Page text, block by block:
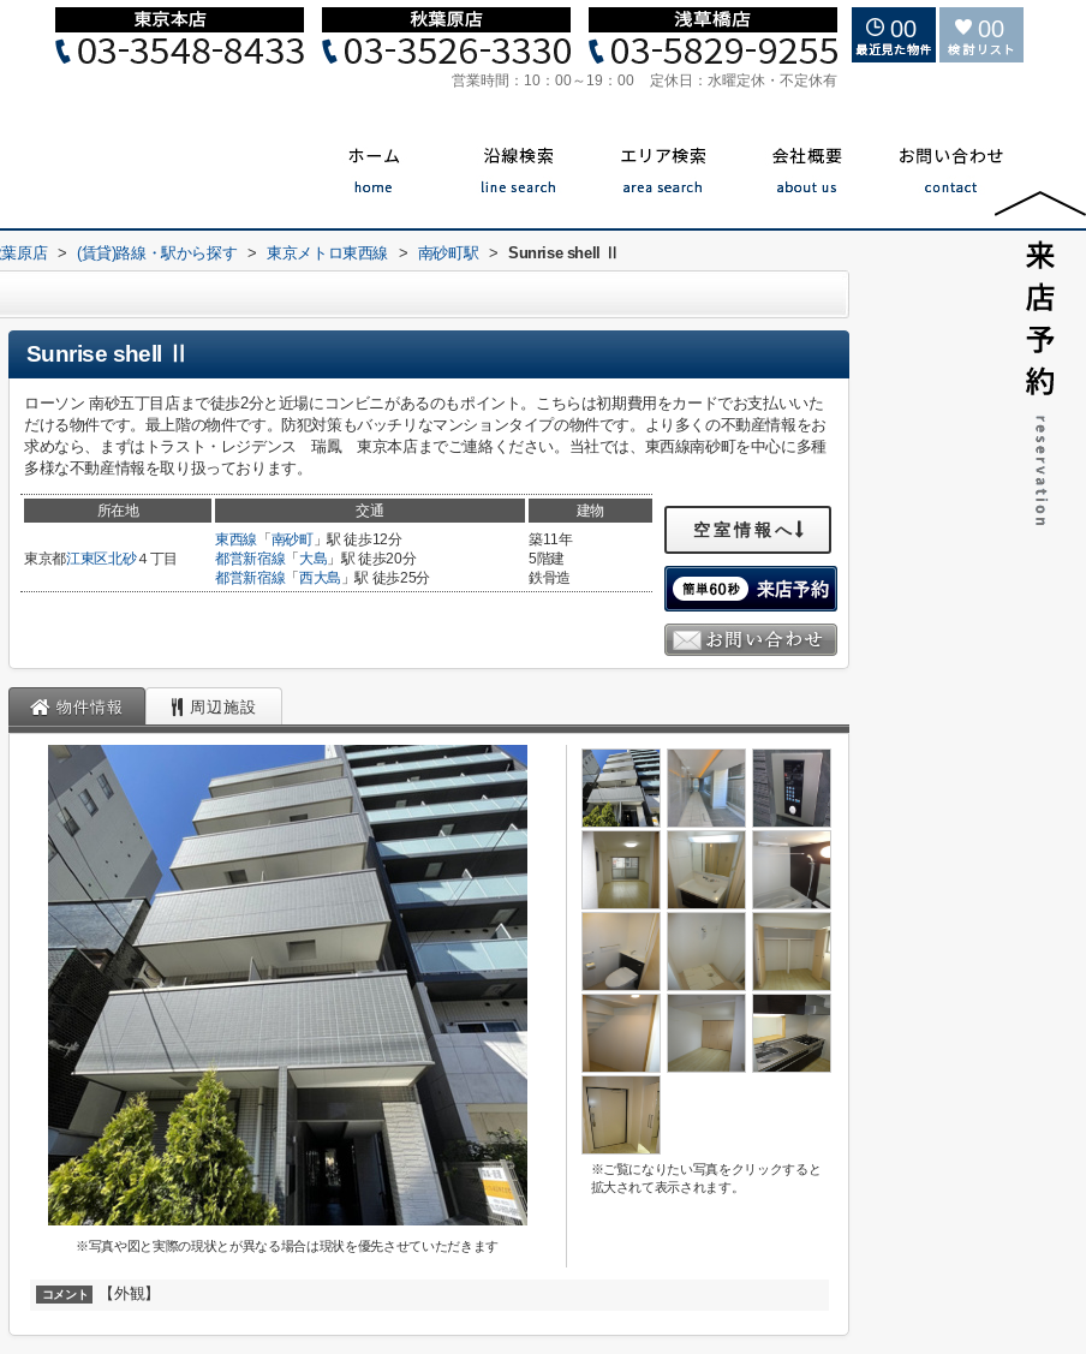
営業時間： 10：00～19：00 定休日： 水曜定休・不定休有
00 00
原店 > (賃貸)路線・駅から探す > 東京メトロ東西線 > 南砂町駅 > Sunrise shell Ⅱ
Sunrise shell Ⅱ
ローソン 南砂五丁目店まで徒歩2分と近場にコンビニがあるのもポイント。こちらは初期費用をカードでお支払いいた
だける物件です。最上階の物件です。防犯対策もバッチリなマンションタイプの物件です。より多くの不動産情報をお
求めなら、まずはトラスト・レジデンス 瑞鳳 東京本店までご連絡ください。当社では、東西線南砂町を中心に多種
多様な不動産情報を取り扱っております。
所在地 交通 建物
東京都江東区北砂４丁目
東西線 「 南砂町」駅 徒歩12分
都営新宿線 「 大島 」駅 徒歩20分
都営新宿線 「 西大島 」駅 徒歩25分
築11年
5階建
鉄骨造
空室情報へ
物件情報 周辺施設
※写真や図と実際の現状とが異なる場合は現状を優先させていただきます
※ご覧になりたい写真をクリックすると
拡大されて表示されます。
コメント 【外観】